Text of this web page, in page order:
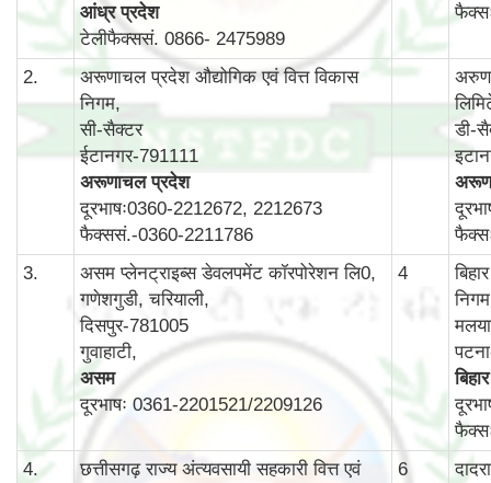
आंध्र प्रदेश
टेलीफैक्ससं. 0866- 2475989
2.
अरूणाचल प्रदेश औद्योगिक एवं वित्त विकास
निगम,
सी-सैक्टर
ईटानगर-791111
अरूणाचल प्रदेश
दूरभाषः0360-2212672, 2212673
फैक्ससं.-0360-2211786
डी-
3.
असम प्लेनट्राइब्स डेवलपमेंट कॉरपोरेशन लि0,
गणेशगुडी, चरियाली,
दिसपुर-781005
गुवाहाटी,
असम
दूरभाषः 0361-2201521/2209126
4
बिहार
4.
छत्तीसगढ़ राज्य अंत्यवसायी सहकारी वित्त एवं
6